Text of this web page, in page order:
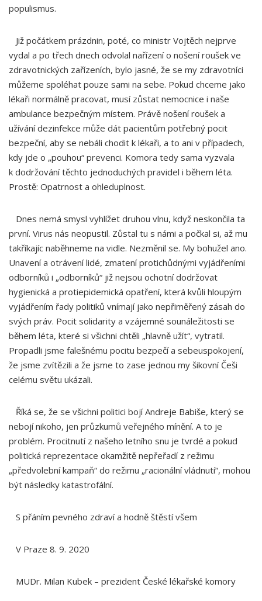
populismus.
Již počátkem prázdnin, poté, co ministr Vojtěch nejprve
vydal a po třech dnech odvolal nařízení o nošení roušek ve
zdravotnických zařízeních, bylo jasné, že se my zdravotníci
můžeme spoléhat pouze sami na sebe. Pokud chceme jako
lékaři normálně pracovat, musí zůstat nemocnice i naše
ambulance bezpečným místem. Právě nošení roušek a
užívání dezinfekce může dát pacientům potřebný pocit
bezpeční, aby se nebáli chodit k lékaři, a to ani v případech,
kdy jde o „pouhou“ prevenci. Komora tedy sama vyzvala
k dodržování těchto jednoduchých pravidel i během léta.
Prostě: Opatrnost a ohleduplnost.
Dnes nemá smysl vyhlížet druhou vlnu, když neskončila ta
první. Virus nás neopustil. Zůstal tu s námi a počkal si, až mu
takříkajíc naběhneme na vidle. Nezměnil se. My bohužel ano.
Unavení a otrávení lidé, zmatení protichůdnými vyjádřeními
odborníků i „odborníků“ již nejsou ochotní dodržovat
hygienická a protiepidemická opatření, která kvůli hloupým
vyjádřením řady politiků vnímají jako nepřiměřený zásah do
svých práv. Pocit solidarity a vzájemné sounáležitosti se
během léta, které si všichni chtěli „hlavně užít“, vytratil.
Propadli jsme falešnému pocitu bezpečí a sebeuspokojení,
že jsme zvítězili a že jsme to zase jednou my šikovní Češi
celému světu ukázali.
Říká se, že se všichni politici bojí Andreje Babiše, který se
nebojí nikoho, jen průzkumů veřejného mínění. A to je
problém. Procitnutí z našeho letního snu je tvrdé a pokud
politická reprezentace okamžitě nepřeřadí z režimu
„předvolební kampaň“ do režimu „racionální vládnutí“, mohou
být následky katastrofální.
S přáním pevného zdraví a hodně štěstí všem
V Praze 8. 9. 2020
MUDr. Milan Kubek – prezident České lékařské komory